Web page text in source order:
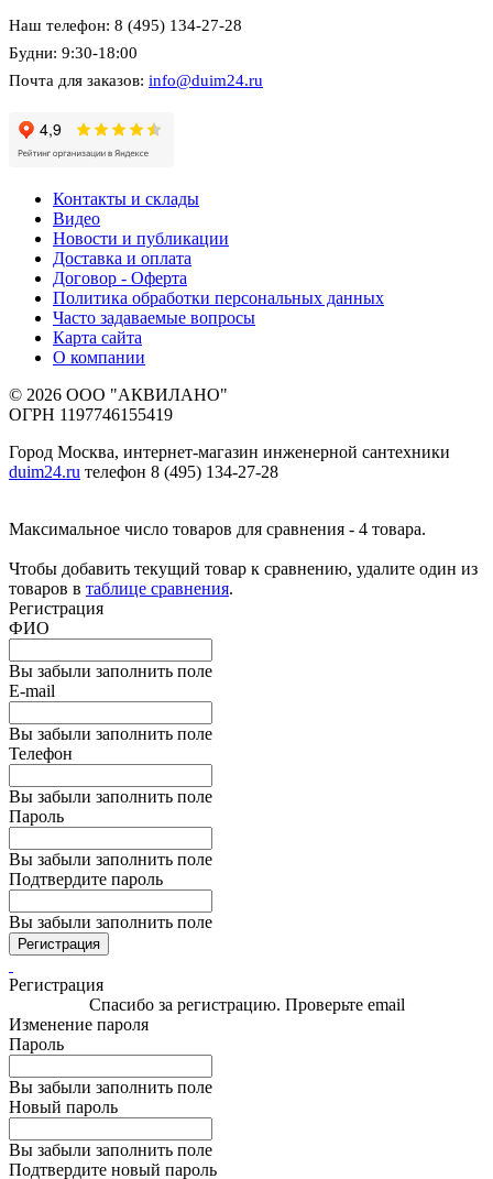
Наш телефон: 8 (495) 134-27-28
Будни: 9:30-18:00
Почта для заказов: info@duim24.ru
Контакты и склады
Видео
Новости и публикации
Доставка и оплата
Договор - Оферта
Политика обработки персональных данных
Часто задаваемые вопросы
Карта сайта
О компании
© 2026 ООО "АКВИЛАНО"
ОГРН 1197746155419
Город Москва, интернет-магазин инженерной сантехники
duim24.ru телефон 8 (495) 134-27-28
Максимальное число товаров для сравнения - 4 товара.
Чтобы добавить текущий товар к сравнению, удалите один из
товаров в таблице сравнения.
Регистрация
ФИО
Вы забыли заполнить поле
E-mail
Вы забыли заполнить поле
Телефон
Вы забыли заполнить поле
Пароль
Вы забыли заполнить поле
Подтвердите пароль
Вы забыли заполнить поле
Регистрация
Регистрация
Спасибо за регистрацию. Проверьте email
Изменение пароля
Пароль
Вы забыли заполнить поле
Новый пароль
Вы забыли заполнить поле
Подтвердите новый пароль